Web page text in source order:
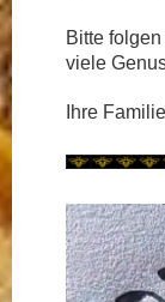
Bitte
viele
Ihre